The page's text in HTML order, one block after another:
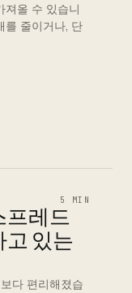
져올 수 있습니
를 줄이거나, 단
5 MIN
프레드
있는
다 편리해졌습